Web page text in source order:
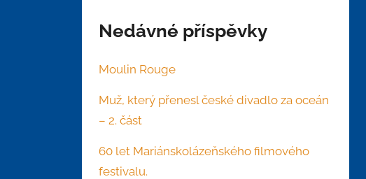
Nedávné příspěvky
Moulin Rouge
Muž, který přenesl české divadlo za oceán
– 2. část
60 let Mariánskolázeňského filmového
festivalu.